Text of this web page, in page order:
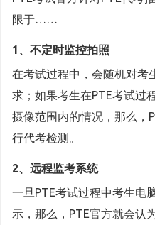
限于……
1、不定时监控拍照
在考试过程中，会随机对考
求；如果考生在PTE考试过
摄像范围内的情况，那么，
行代考检测。
2、远程监考系统
一旦PTE考试过程中考生电
示，那么，PTE官方就会认